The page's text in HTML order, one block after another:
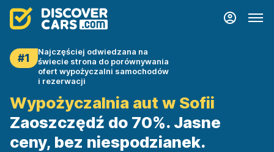
#1
Najczęściej odwiedzana na
świecie strona do porównywania
ofert wypożyczalni samochodów
i rezerwacji
Wypożyczalnia aut w Sofii
Zaoszczędź do 70%. Jasne
ceny, bez niespodzianek.